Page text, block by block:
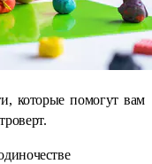
которые помогут вам